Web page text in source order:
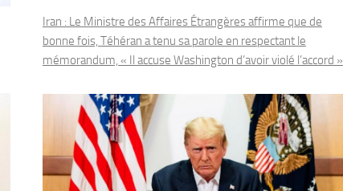
Iran : Le Ministre des Affaires Étrangères affirme que de
bonne fois, Téhéran a tenu sa parole en respectant le
mémorandum, « Il accuse Washington d’avoir violé l’accord »